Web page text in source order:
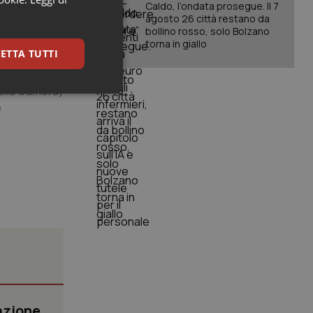
un
delle
ed
Camera)
Caldo, l’ondata prosegue. Il 7
agosto 26 città restano da
bollino rosso, solo Bolzano
torna in giallo
TUTTI
per la loro